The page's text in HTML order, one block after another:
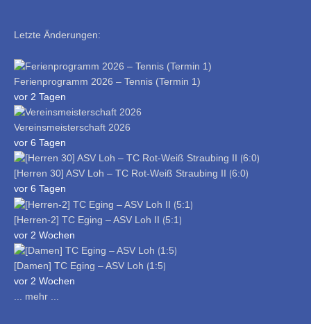
Letzte Änderungen:
Ferienprogramm 2026 – Tennis (Termin 1)
vor 2 Tagen
Vereinsmeisterschaft 2026
vor 6 Tagen
[Herren 30] ASV Loh – TC Rot-Weiß Straubing II ⟮6:0⟯
vor 6 Tagen
[Herren-2] TC Eging – ASV Loh II ⟮5:1⟯
vor 2 Wochen
[Damen] TC Eging – ASV Loh ⟮1:5⟯
vor 2 Wochen
... mehr ...